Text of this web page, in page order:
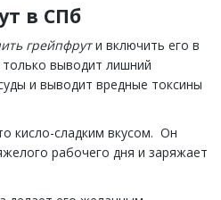
в СПб
грейпфрути включить его в
выводит лишний
и выводит вредные токсины
кисло-сладким вкусом. Он
рабочего дня и заряжает